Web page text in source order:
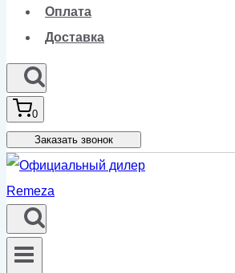
Оплата
Доставка
0
Заказать звонок